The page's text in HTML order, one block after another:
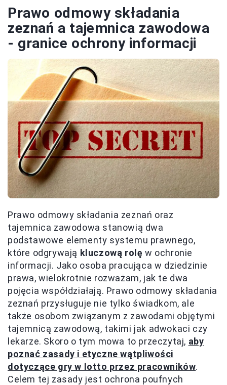
Prawo odmowy składania
zeznań a tajemnica zawodowa
- granice ochrony informacji
Prawo odmowy składania zeznań oraz
tajemnica zawodowa stanowią dwa
podstawowe elementy systemu prawnego,
które odgrywają kluczową rolę w ochronie
informacji. Jako osoba pracująca w dziedzinie
prawa, wielokrotnie rozważam, jak te dwa
pojęcia współdziałają. Prawo odmowy składania
zeznań przysługuje nie tylko świadkom, ale
także osobom związanym z zawodami objętymi
tajemnicą zawodową, takimi jak adwokaci czy
lekarze. Skoro o tym mowa to przeczytaj, aby
poznać zasady i etyczne wątpliwości
dotyczące gry w lotto przez pracowników.
Celem tej zasady jest ochrona poufnych